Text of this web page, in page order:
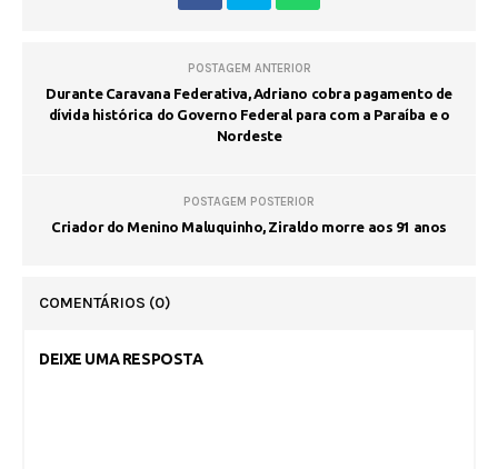
POSTAGEM ANTERIOR
Durante Caravana Federativa, Adriano cobra pagamento de
dívida histórica do Governo Federal para com a Paraíba e o
Nordeste
POSTAGEM POSTERIOR
Criador do Menino Maluquinho, Ziraldo morre aos 91 anos
COMENTÁRIOS (0)
DEIXE UMA RESPOSTA